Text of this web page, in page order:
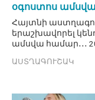
օգոստոս ամսվա
Հայտնի
երաշխավորել
ամսվա համար․․․
ԱՍՏՂԱԳՈՒՇԱԿ